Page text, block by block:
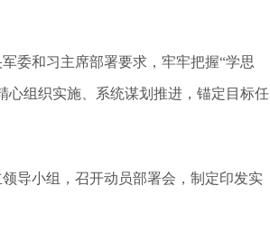
和习主席部署要求，牢牢把握“学思
心组织实施、系统谋划推进，锚定目标任
导小组，召开动员部署会，制定印发实